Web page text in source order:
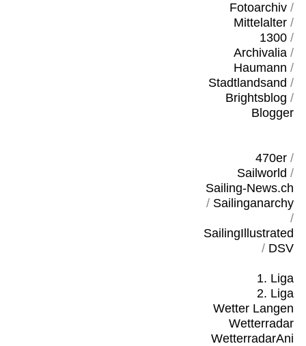
Fotoarchiv/
Mittelalter/
1300/
Archivalia/
Haumann /
Stadtlandsand /
Brightsblog /
Blogger
470er/
Sailworld /
Sailing-News.ch
/ Sailinganarchy
/
SailingIllustrated
/ DSV
1. Liga
2. Liga
Wetter Langen
Wetterradar
WetterradarAni